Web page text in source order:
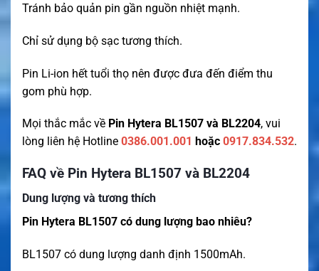
Tránh bảo quản pin gần nguồn nhiệt mạnh.
Chỉ sử dụng bộ sạc tương thích.
Pin Li-ion hết tuổi thọ nên được đưa đến điểm thu
gom phù hợp.
Mọi thắc mắc về Pin Hytera BL1507 và BL2204, vui
lòng liên hệ Hotline 0386.001.001 hoặc 0917.834.532.
FAQ về Pin Hytera BL1507 và BL2204
Dung lượng và tương thích
Pin Hytera BL1507 có dung lượng bao nhiêu?
BL1507 có dung lượng danh định 1500mAh.